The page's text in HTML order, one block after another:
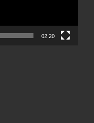
02:20